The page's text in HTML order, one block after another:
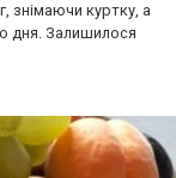
знімаючи куртку, а
дня. Залишилося